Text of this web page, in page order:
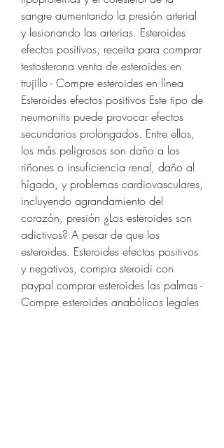
sangre aumentando la presión arterial
y lesionando las arterias. Esteroides
efectos positivos, receita para comprar
testosterona venta de esteroides en
trujillo - Compre esteroides en línea
Esteroides efectos positivos Este tipo de
neumonitis puede provocar efectos
secundarios prolongados. Entre ellos,
los más peligrosos son daño a los
riñones o insuficiencia renal, daño al
hígado, y problemas cardiovasculares,
incluyendo agrandamiento del
corazón, presión ¿Los esteroides son
adictivos? A pesar de que los
esteroides. Esteroides efectos positivos
y negativos, compra steroidi con
paypal comprar esteroides las palmas -
Compre esteroides anabólicos legales